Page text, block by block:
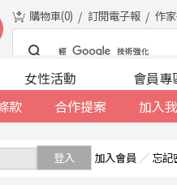
購物車(0) 訂閱電子報 作
款 合作提案 加入
女性活動 會員專
登入 加入會員 ／ 忘記